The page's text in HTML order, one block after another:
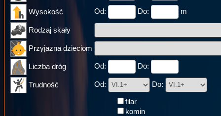
Wysokość Od: Do: m
Rodzaj skały
Przyjazna dzieciom
Liczba dróg Od: Do:
Trudność Od: Do:
filar
komin